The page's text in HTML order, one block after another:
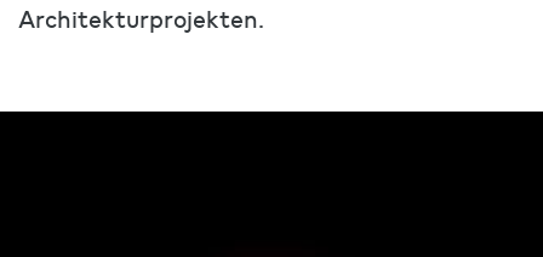
Architekturprojekten.